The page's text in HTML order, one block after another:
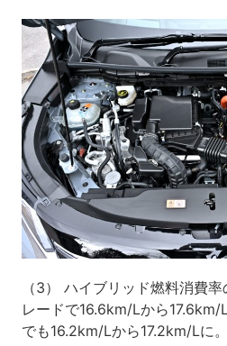
（3） ハイブリッド燃料消費
レードで16.6km/Lから17.6km/
でも16.2km/Lから17.2km/Lに。